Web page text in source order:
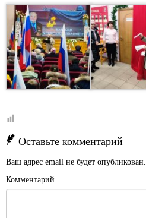
Оставьте комментарий
Ваш адрес email не будет опубликован.
Комментарий